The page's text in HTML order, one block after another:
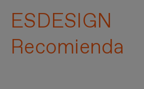
ESDESIGN
Recomienda